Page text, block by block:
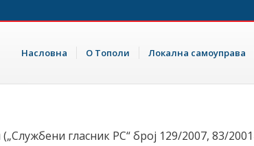
Насловна О Тополи Локална самоуправа
гласник РС“ број 129/2007, 83/